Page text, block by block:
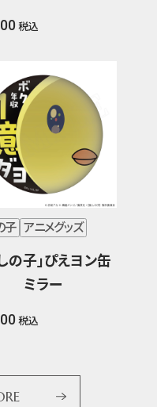
税込
子 アニメグッズ
の子」ぴえヨン缶
ミラー
税込